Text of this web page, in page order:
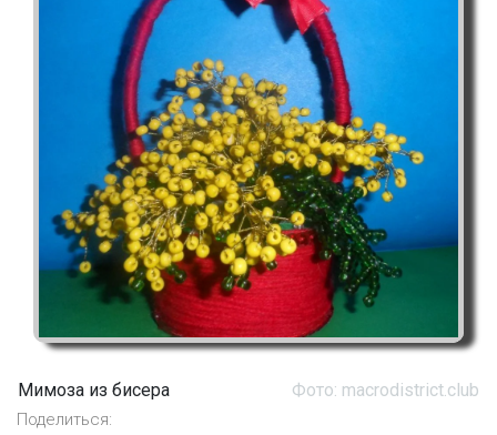
Мимоза из бисера Фото: macrodistrict.club
Поделиться: